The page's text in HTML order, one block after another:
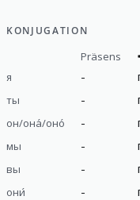
KONJUGATION
Präsens
я
-
ты -
он/она́/оно́ -
мы -
вы -
они́ -